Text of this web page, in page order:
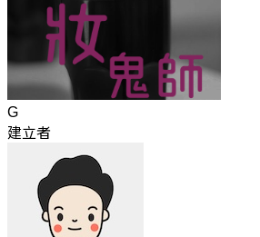
G
建立者